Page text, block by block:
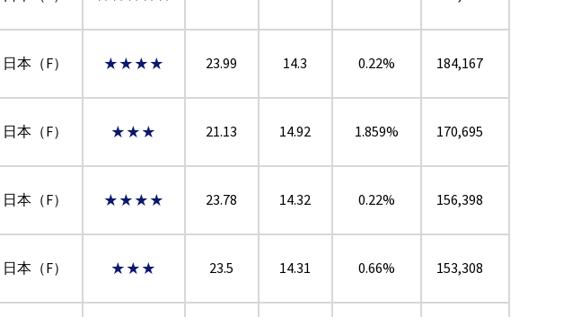
本（F） ★★★★ 23.99 14.3 0.22% 184,167
本（F） ★★★ 21.13 14.92 1.859% 170,695
本（F） ★★★★ 23.78 14.32 0.22% 156,398
本（F） ★★★ 23.5 14.31 0.66% 153,308